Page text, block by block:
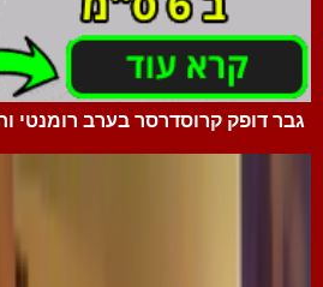
גבר דופק קרוסדרסר בערב רומנטי